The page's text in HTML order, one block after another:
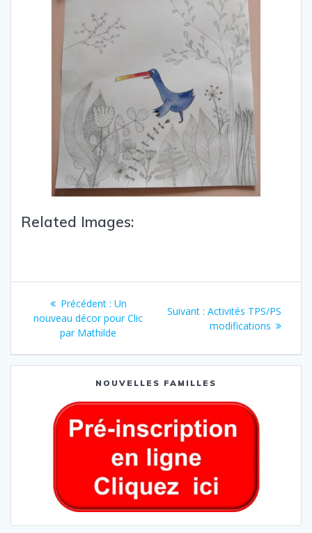
Related Images:
Précédent : Un
nouveau décor pour Clic
par Mathilde
Suivant : Activités TPS/PS
modifications
NOUVELLES FAMILLES